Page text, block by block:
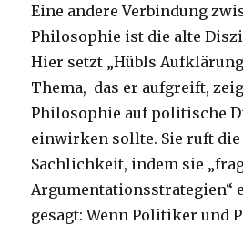
Eine andere Verbindung
Philosophie ist die alte
Hier setzt „Hübls
Thema, das er aufgreift,
Philosophie auf politische
einwirken sollte. Sie ruft
Sachlichkeit, indem sie
Argumentationsstrategien“
gesagt: Wenn Politiker und